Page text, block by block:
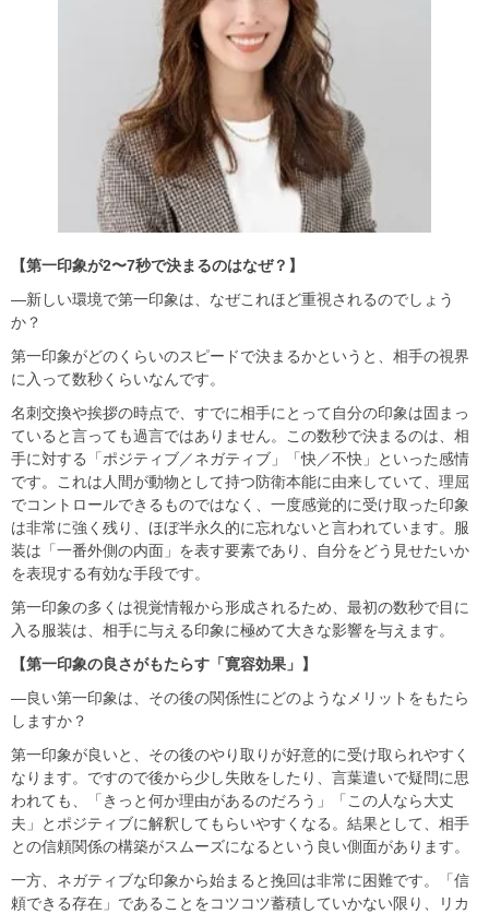
【第一印象が2〜7秒で決まるのはなぜ？】
―新しい環境で第一印象は、なぜこれほど重視されるのでしょう
か？
第一印象がどのくらいのスピードで決まるかというと、相手の視界
に入って数秒くらいなんです。
名刺交換や挨拶の時点で、すでに相手にとって自分の印象は固まっ
ていると言っても過言ではありません。この数秒で決まるのは、相
手に対する「ポジティブ／ネガティブ」「快／不快」といった感情
です。これは人間が動物として持つ防衛本能に由来していて、理屈
でコントロールできるものではなく、一度感覚的に受け取った印象
は非常に強く残り、ほぼ半永久的に忘れないと言われています。服
装は「一番外側の内面」を表す要素であり、自分をどう見せたいか
を表現する有効な手段です。
第一印象の多くは視覚情報から形成されるため、最初の数秒で目に
入る服装は、相手に与える印象に極めて大きな影響を与えます。
【第一印象の良さがもたらす「寛容効果」】
―良い第一印象は、その後の関係性にどのようなメリットをもたら
しますか？
第一印象が良いと、その後のやり取りが好意的に受け取られやすく
なります。ですので後から少し失敗をしたり、言葉遣いで疑問に思
われても、「きっと何か理由があるのだろう」「この人なら大丈
夫」とポジティブに解釈してもらいやすくなる。結果として、相手
との信頼関係の構築がスムーズになるという良い側面があります。
一方、ネガティブな印象から始まると挽回は非常に困難です。「信
頼できる存在」であることをコツコツ蓄積していかない限り、リカ